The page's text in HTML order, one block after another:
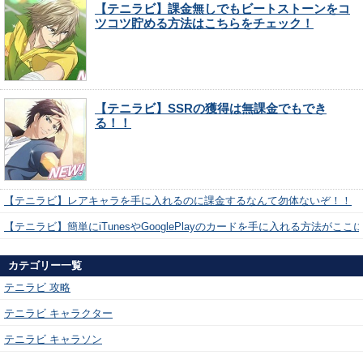
【テニラビ】課金無しでもビートストーンをコ
ツコツ貯める方法はこちらをチェック！
【テニラビ】SSRの獲得は無課金でもでき
る！！
【テニラビ】レアキャラを手に入れるのに課金するなんて勿体ないぞ！！
【テニラビ】簡単にiTunesやGooglePlayのカードを手に入れる方法がここ
カテゴリー一覧
テニラビ 攻略
テニラビ キャラクター
テニラビ キャラソン